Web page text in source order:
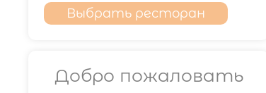
Выбрать ресторан
Добро пожаловать